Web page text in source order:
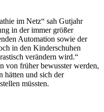
im Netz“ sah Gutjahr
in der immer größer
Automation sowie der
in den Kinderschuhen
verändern wird.“
von früher bewusster werden,
hätten und sich der
müssten.